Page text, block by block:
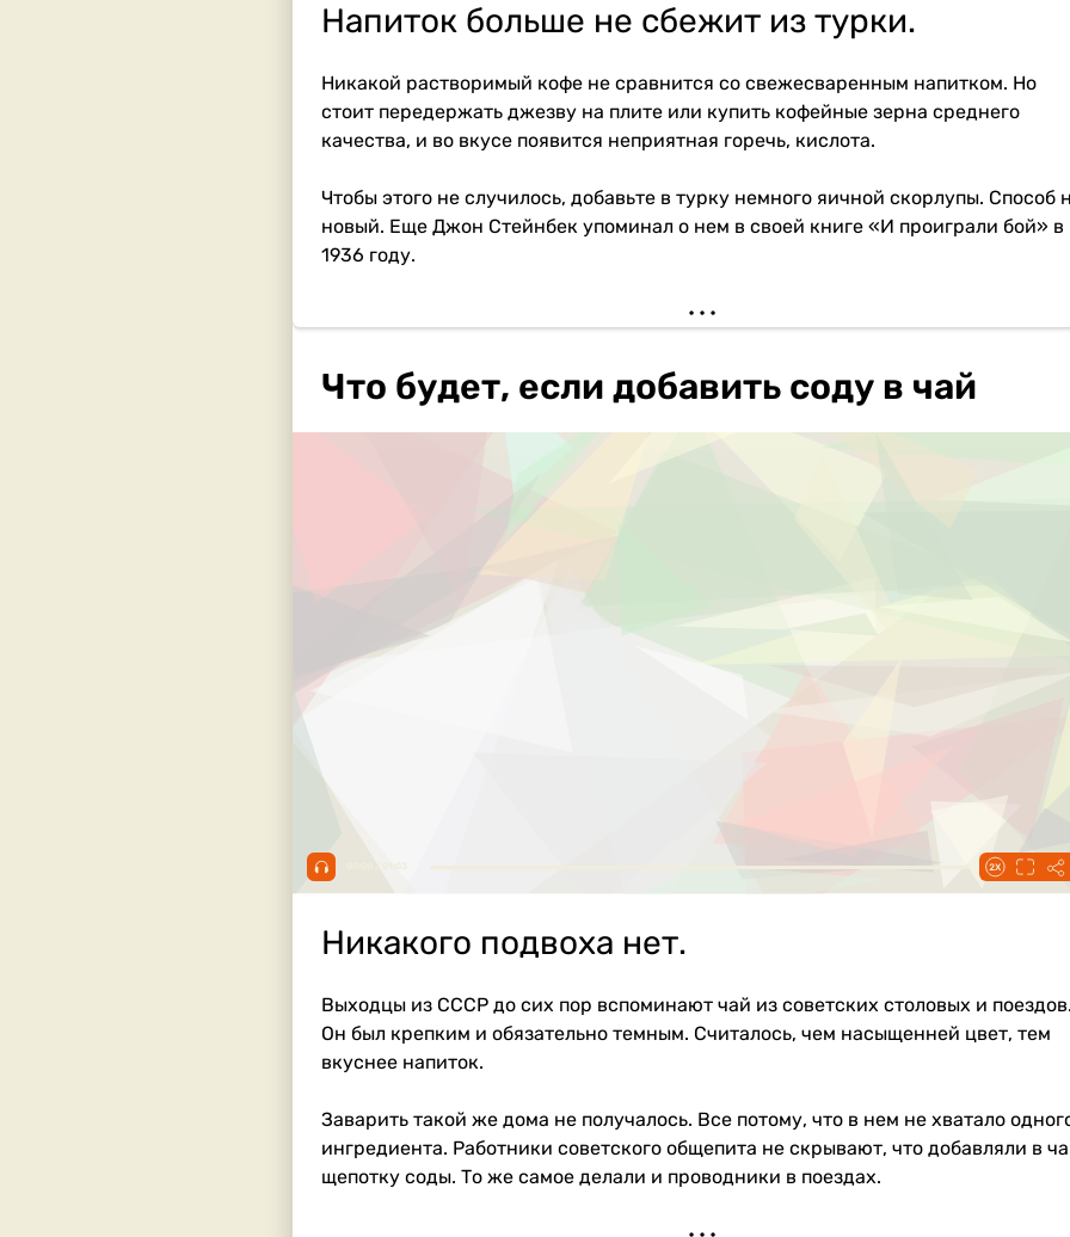
Напиток больше не сбежит из турки.
Никакой растворимый кофе не сравнится со свежесваренным напитком. Но
стоит передержать джезву на плите или купить кофейные зерна среднего
качества, и во вкусе появится неприятная горечь, кислота.
Чтобы этого не случилось, добавьте в турку немного яичной скорлупы. Способ
новый. Еще Джон Стейнбек упоминал о нем в своей книге «И проиграли бой» в
1936 году.
Что будет, если добавить соду в чай
00:00 / 01:03
Никакого подвоха нет.
Выходцы из СССР до сих пор вспоминают чай из советских столовых и
Он был крепким и обязательно темным. Считалось, чем насыщенней цвет, тем
вкуснее напиток.
Заварить такой же дома не получалось. Все потому, что в нем не хватало
ингредиента. Работники советского общепита не скрывают, что добавляли в
щепотку соды. То же самое делали и проводники в поездах.